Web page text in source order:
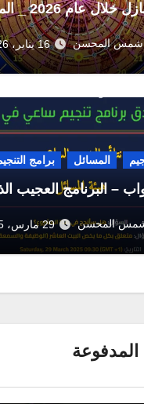
القمر في المنازل
شمس المحسن 16 يناير، 2026
المسائل برامج
– البرنامج العجيب
شمس المحسن 29 مارس، 2025
المدفوعة